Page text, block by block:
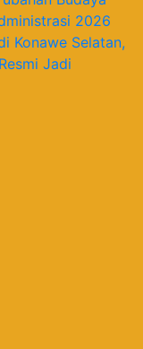
2026
Konawe Selatan,
Jadi